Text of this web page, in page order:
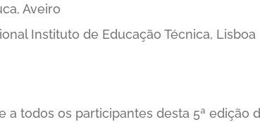
Aveiro
Instituto de Educação Técnica, Lisboa
todos os participantes desta 5ª edição